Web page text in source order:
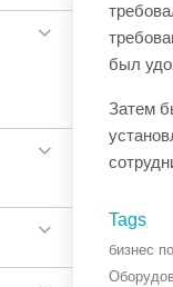
был
Затем
Tags
бизнес